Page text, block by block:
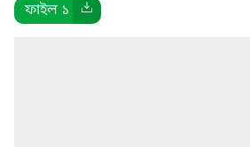
ফাইল ১